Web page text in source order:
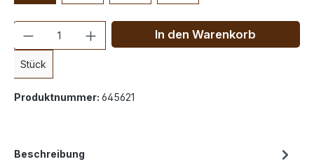
Anzahl
Stück
In den Warenkorb
Produktnummer: 645621
Beschreibung